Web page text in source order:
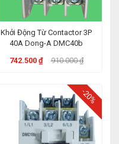
Khởi Động Từ Contactor 3P
40A Dong-A DMC40b
742.500 ₫
910.000 ₫
-20%